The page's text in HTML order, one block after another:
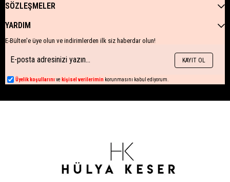
SÖZLEŞMELER
YARDIM
E-Bülten'e üye olun ve indirimlerden ilk siz haberdar olun!
KAYIT OL
Üyelik koşullarını ve kişisel verilerimin korunmasını kabul ediyorum.